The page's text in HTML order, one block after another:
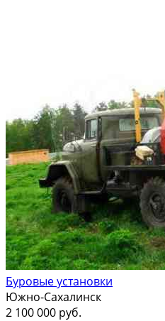
Буровые установки
Южно-Сахалинск
2 100 000 руб.